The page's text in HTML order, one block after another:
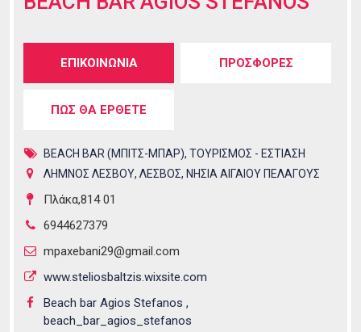
Tabs group καταχώρησης
ΕΠΙΚΟΙΝΩΝΙΑ
καρτέλα)
ΠΡΟΣΦΟΡΕΣ
ΠΩΣ ΘΑ ΕΡΘΕΤΕ
BEACH BAR (ΜΠΙΤΣ-ΜΠΑΡ), ΤΟΥΡΙΣΜΟΣ - ΕΣΤΙΑΣΗ
ΛΗΜΝΟΣ ΛΕΣΒΟΥ, ΛΕΣΒΟΣ, ΝΗΣΙΑ ΑΙΓΑΙΟΥ ΠΕΛΑΓΟΥΣ
Πλάκα,814 01
6944627379
mpaxebani29@gmail.com
www.steliosbaltzis.wixsite.com
Beach bar Agios Stefanos
beach_bar_agios_stefanos